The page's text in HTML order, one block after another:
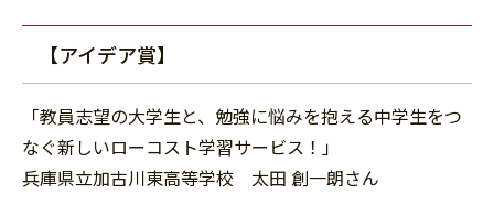
【アイデア賞】
「教員志望の大学生と、勉強に悩みを抱える中学生をつ
なぐ新しいローコスト学習サービス！」
兵庫県立加古川東高等学校 太田 創一朗さん